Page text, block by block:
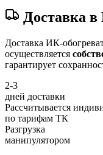
Доставка
Доставка ИК-
осуществляется
гарантирует
2-3
дней доставки
Рассчитывается
по тарифам ТК
Разгрузка
манипулятором